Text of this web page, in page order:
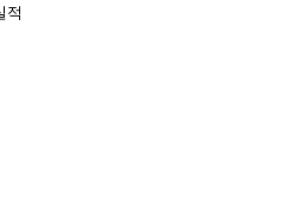
적